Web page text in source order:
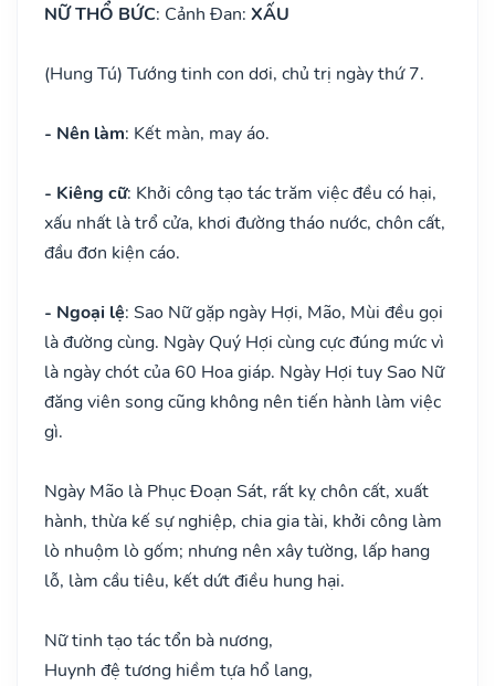
NỮ THỔ BỨC: Cảnh Đan: XẤU
(Hung Tú) Tướng tinh con dơi, chủ trị ngày thứ 7.
- Nên làm: Kết màn, may áo.
- Kiêng cữ: Khởi công tạo tác trăm việc đều có hại,
xấu nhất là trổ cửa, khơi đường tháo nước, chôn cất,
đầu đơn kiện cáo.
- Ngoại lệ: Sao Nữ gặp ngày Hợi, Mão, Mùi đều gọi
là đường cùng. Ngày Quý Hợi cùng cực đúng mức vì
là ngày chót của 60 Hoa giáp. Ngày Hợi tuy Sao Nữ
đăng viên song cũng không nên tiến hành làm việc
gì.
Ngày Mão là Phục Đoạn Sát, rất kỵ chôn cất, xuất
hành, thừa kế sự nghiệp, chia gia tài, khởi công làm
lò nhuộm lò gốm; nhưng nên xây tường, lấp hang
lỗ, làm cầu tiêu, kết dứt điều hung hại.
Nữ tinh tạo tác tổn bà nương,
Huynh đệ tương hiềm tựa hổ lang,